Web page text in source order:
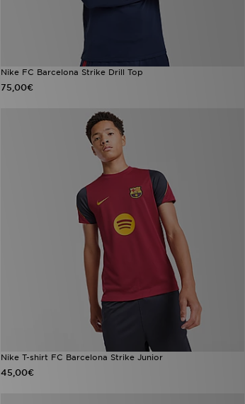
Nike FC Barcelona Strike Drill Top
75,00€
Nike T-shirt FC Barcelona Strike Junior
45,00€